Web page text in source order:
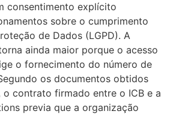
consentimento explícito
sobre o cumprimento
de Dados (LGPD). A
ainda maior porque o acesso
o fornecimento do número de
os documentos obtidos
o contrato firmado entre o ICB e a
previa que a organização